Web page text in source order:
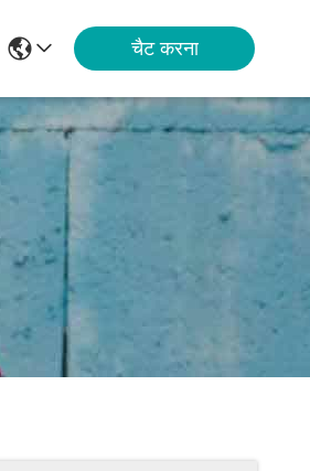
चैट करना